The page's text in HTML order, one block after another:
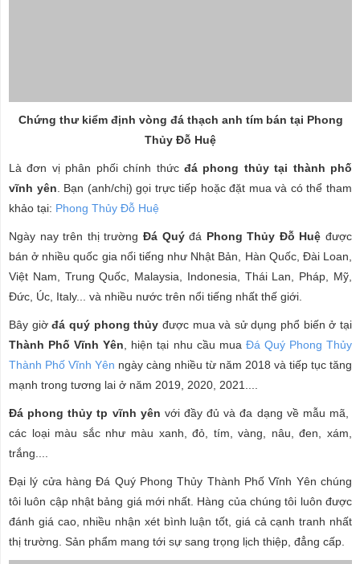
Chứng thư kiểm định vòng đá thạch anh tím bán tại Phong
Thủy Đỗ Huệ
Là đơn vị phân phối chính thức đá phong thủy tại thành phố
vĩnh yên . Bạn (anh/chị) gọi trực tiếp hoặc đặt mua và có thể tham
khảo tại: Phong Thủy Đỗ Huệ
Ngày nay trên thị trường Đá Quýđá Phong Thủy Đỗ Huệ được
bán ở nhiều quốc gia nổi tiếng như Nhật Bản, Hàn Quốc, Đài Loan,
Việt Nam, Trung Quốc, Malaysia, Indonesia, Thái Lan, Pháp, Mỹ,
Đức, Úc, Italy... và nhiều nước trên nổi tiếng nhất thế giới.
Bây giờđá quý phong thủy được mua và sử dụng phổ biến ở tại
Thành Phố Vĩnh Yên , hiện tại nhu cầu mua Đá Quý Phong Thủy
Thành Phố Vĩnh Yên ngày càng nhiều từ năm 2018 và tiếp tục tăng
mạnh trong tương lai ở năm 2019, 2020, 2021....
Đá phong thủy tp vĩnh yên với đầy đủ và đa dạng về mẫu mã,
các loại màu sắc như màu xanh, đỏ, tím, vàng, nâu, đen, xám,
trắng....
Đại lý cửa hàng Đá Quý Phong Thủy Thành Phố Vĩnh Yên chúng
tôi luôn cập nhật bảng giá mới nhất. Hàng của chúng tôi luôn được
đánh giá cao, nhiều nhận xét bình luận tốt, giá cả cạnh tranh nhất
thị trường. Sản phẩm mang tới sự sang trọng lịch thiệp, đẳng cấp.